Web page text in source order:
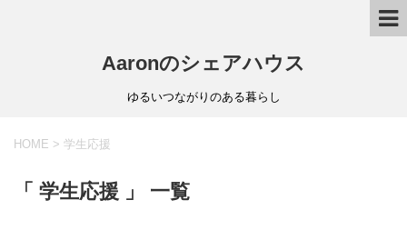
Aaronのシェアハウス
ゆるいつながりのある暮らし
HOME > 学生応援
「 学生応援 」 一覧